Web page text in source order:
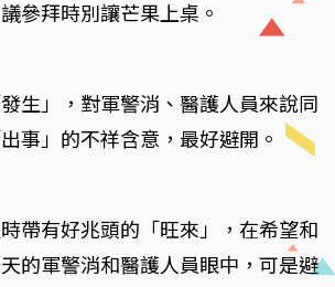
參拜時別讓芒果上桌。
生」，對軍警消、醫護人員來說同
事」的不祥含意，最好避開。
帶有好兆頭的「旺來」，在希望和
的軍警消和醫護人員眼中，可是避